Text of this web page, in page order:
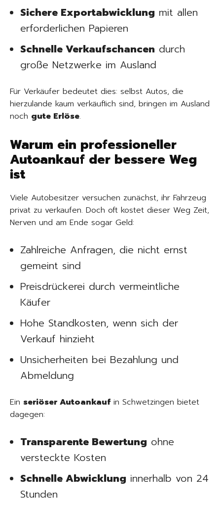
Sichere Exportabwicklung mit allen
erforderlichen Papieren
Schnelle Verkaufschancen durch
große Netzwerke im Ausland
Für Verkäufer bedeutet dies: selbst Autos, die
hierzulande kaum verkäuflich sind, bringen im Ausland
noch gute Erlöse.
Warum ein professioneller
Autoankauf der bessere Weg
ist
Viele Autobesitzer versuchen zunächst, ihr Fahrzeug
privat zu verkaufen. Doch oft kostet dieser Weg Zeit,
Nerven und am Ende sogar Geld:
Zahlreiche Anfragen, die nicht ernst
gemeint sind
Preisdrückerei durch vermeintliche
Käufer
Hohe Standkosten, wenn sich der
Verkauf hinzieht
Unsicherheiten bei Bezahlung und
Abmeldung
Ein seriöser Autoankauf in Schwetzingen bietet
dagegen:
Transparente Bewertung ohne
versteckte Kosten
Schnelle Abwicklung innerhalb von 24
Stunden